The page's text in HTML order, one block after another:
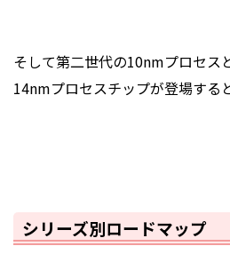
そして第二世代の10nmプロセス
14nmプロセスチップが登場する
シリーズ別ロードマップ